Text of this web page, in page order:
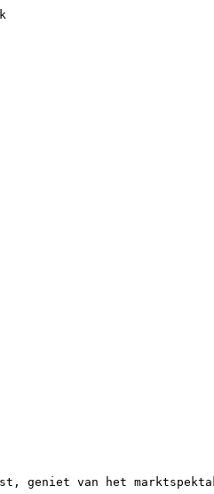
geniet van het